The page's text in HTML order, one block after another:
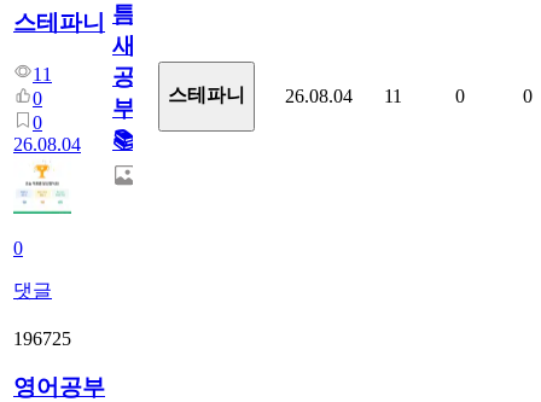
스테파니
11
0
0
26.08.04
0
댓글
틈
새
공
부!
📚
스테파니 26.08.04 11 0 0
196725
영어공부